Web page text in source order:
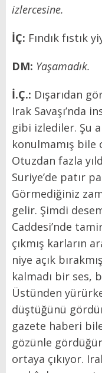
izlercesine.
İÇ: Fındık fıstık
DM: Yaşamadık.
İ.Ç.: Dışarıdan
Irak Savaşı’nda
gibi izlediler. Şu
konulmamış bile
Otuzdan fazla
Suriye’de patır
Görmediğiniz
gelir. Şimdi
Caddesi’nde
çıkmış karların
niye açık
kalmadı bir ses,
Üstünden
düştüğünü
gazete haberi
gözünle
ortaya çıkıyor.